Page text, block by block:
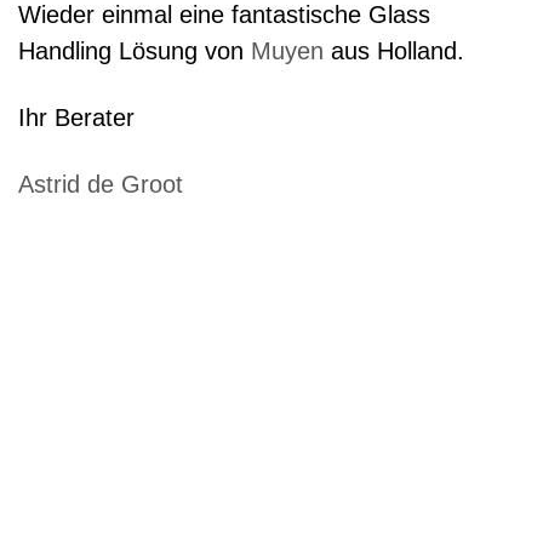
Wieder einmal eine fantastische Glass
Handling Lösung von Muyen aus Holland.
Ihr Berater
Astrid de Groot